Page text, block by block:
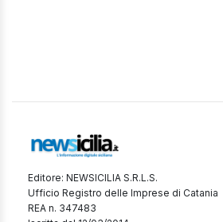
Editore: NEWSICILIA S.R.L.S.
Ufficio Registro delle Imprese di Catania
REA n. 347483